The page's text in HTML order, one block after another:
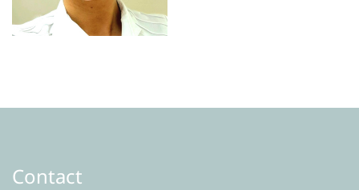
Dinsdag en Vrijdag
Contact